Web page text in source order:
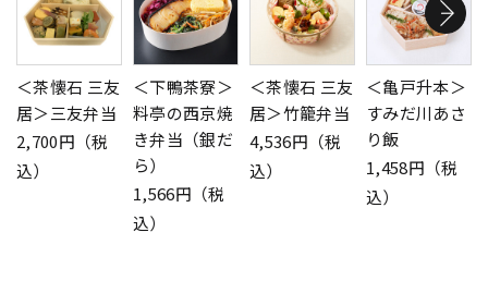
＜茶懐石 三友
居＞三友弁当
2,700円（税
込）
＜下鴨茶寮＞
料亭の西京焼
き弁当（銀だ
ら）
1,566円（税
込）
＜茶懐石 三友
居＞竹籠弁当
4,536円（税
込）
＜亀戸升本＞
すみだ川あさ
り飯
1,458円（税
込）